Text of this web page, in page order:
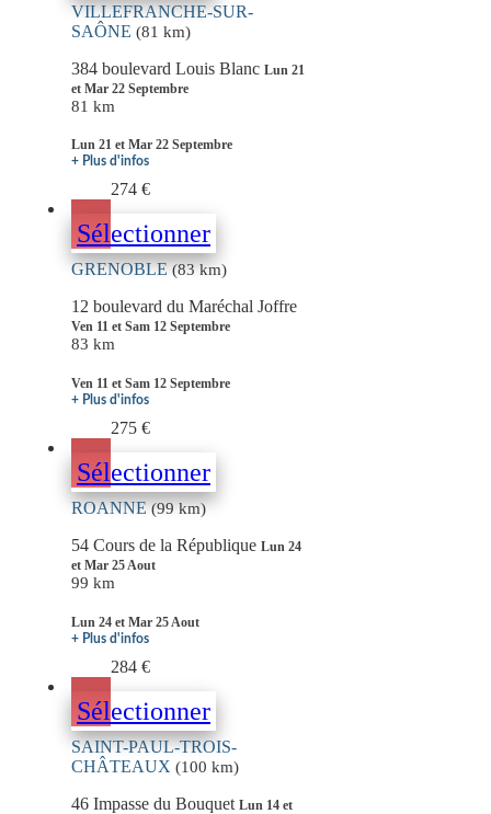
VILLEFRANCHE-SUR-
SAÔNE (81 km)
384 boulevard Louis Blanc Lun 21
et Mar 22 Septembre
81 km
Lun 21 et Mar 22 Septembre
+ Plus d'infos
274 €
Sélectionner
GRENOBLE(83 km)
12 boulevard du Maréchal Joffre
Ven 11 et Sam 12 Septembre
83 km
Ven 11 et Sam 12 Septembre
+ Plus d'infos
275 €
Sélectionner
ROANNE(99 km)
54 Cours de la République Lun 24
et Mar 25 Aout
99 km
Lun 24 et Mar 25 Aout
+ Plus d'infos
284 €
Sélectionner
SAINT-PAUL-TROIS-
CHÂTEAUX (100 km)
46 Impasse du Bouquet Lun 14 et